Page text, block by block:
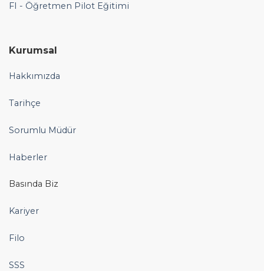
FI - Öğretmen Pilot Eğitimi
Kurumsal
Hakkımızda
Tarihçe
Sorumlu Müdür
Haberler
Basında Biz
Kariyer
Filo
SSS